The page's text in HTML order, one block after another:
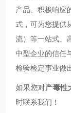
产品、积极响应
式，可为您提供
流）等一站式、
中型企业的信任
检验检定事业做
如果您对产毒性
时联系我们！